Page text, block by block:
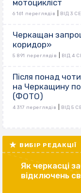
мотоцикліст
6 161 переглядів ВІД 3
Черкащан
коридор»
5 891 переглядів ВІД 4
Після понад
на Черкащину
(ФОТО)
4 317 переглядів ВІД 5
ВИБІР РЕДАКЦІЇ
Як черкасці
відключень